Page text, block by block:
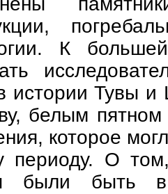
К
истории Тувы и
белым
которое
периоду. О
были быть в